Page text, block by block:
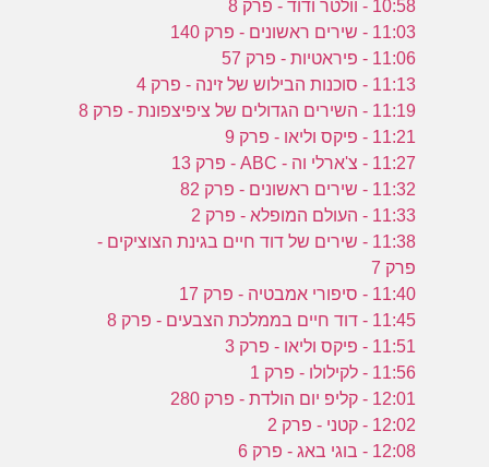
10:58 - וולטר ודוד - פרק 8
11:03 - שירים ראשונים - פרק 140
11:06 - פיראטיות - פרק 57
11:13 - סוכנות הבילוש של זינה - פרק 4
11:19 - השירים הגדולים של ציפיצפונת - פרק 8
11:21 - פיקס וליאו - פרק 9
11:27 - צ'ארלי וה - ABC - פרק 13
11:32 - שירים ראשונים - פרק 82
11:33 - העולם המופלא - פרק 2
11:38 - שירים של דוד חיים בגינת הצוציקים -
פרק 7
11:40 - סיפורי אמבטיה - פרק 17
11:45 - דוד חיים בממלכת הצבעים - פרק 8
11:51 - פיקס וליאו - פרק 3
11:56 - לקילולו - פרק 1
12:01 - קליפ יום הולדת - פרק 280
12:02 - קטני - פרק 2
12:08 - בוגי באג - פרק 6